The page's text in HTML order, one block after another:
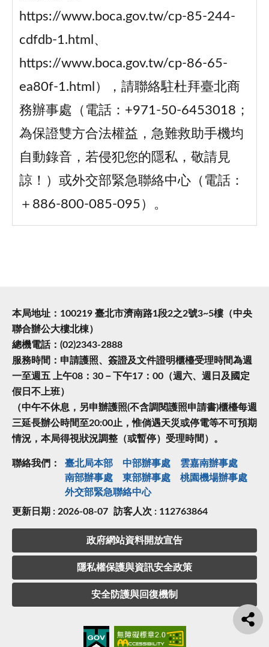
https://www.boca.gov.tw/cp-85-244-
cdfdb-1.html、
https://www.boca.gov.tw/cp-86-65-
ea80f-1.html），請聯絡駐杜拜臺北商
務辦事處（電話：+971-50-6453018；
為保證雙方合法權益，急難救助手機均
自動錄音，若侵犯您的隱私，敬請見
諒！）或外交部緊急聯絡中心（電話：
＋886-800-085-095）。
本局地址：100219 臺北市濟南路1段2之2號3~5樓（中央
聯合辦公大樓北棟）
總機電話：(02)2343-2888
服務時間：申請護照、簽證及文件證明櫃檯受理時間為週
一至週五 上午08：30－下午17：00（週六、週日及國定
假日不上班）
（中午不休息，另申辦護照(不含調閱護照申請書)櫃檯每週
三延長辦公時間至20:00止，惟倘遇天災或停電等不可預期
情況，本局得視狀況調整（或暫停）受理時間）。
聯絡我們： 臺北局本部 中部辦事處
雲嘉南辦事處
南部辦事處
東部辦事處
桃園機場辦事處
外交部緊急聯絡中⼼
更新日期 : 2026-08-07 訪客人次 : 112763864
政府網站資料開放宣告
隱私權保護與資訊安全政策
安全防護與回復機制